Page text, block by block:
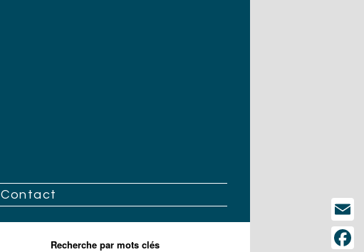
Contact
Recherche par mots clés
Email